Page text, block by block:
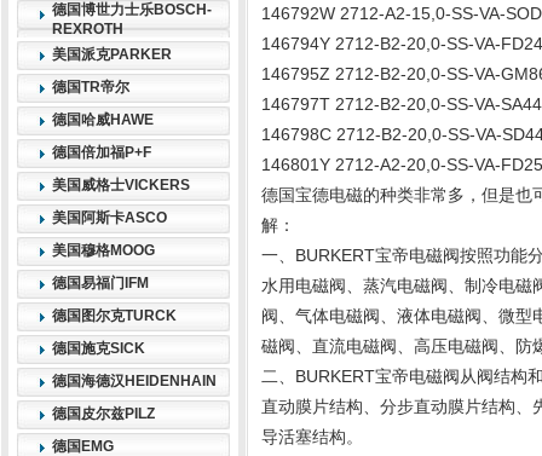
德国博世力士乐BOSCH-
REXROTH
美国派克PARKER
德国TR帝尔
德国哈威HAWE
德国倍加福P+F
美国威格士VICKERS
美国阿斯卡ASCO
美国穆格MOOG
德国易福门IFM
德国图尔克TURCK
德国施克SICK
德国海德汉HEIDENHAIN
德国皮尔兹PILZ
德国EMG
146792W 2712-A2-15,0-SS-VA-
146794Y 2712-B2-20,0-SS-VA-
146795Z 2712-B2-20,0-SS-VA-
146797T 2712-B2-20,0-SS-VA-
146798C 2712-B2-20,0-SS-VA-
146801Y 2712-A2-20,0-SS-VA-
德国宝德电磁的种类非常多，但是也
解：
一、BURKERT宝帝电磁阀按照功能
水用电磁阀、蒸汽电磁阀、制冷电磁
阀、气体电磁阀、液体电磁阀、微
磁阀、直流电磁阀、高压电磁阀、防
二、BURKERT宝帝电磁阀从阀结构
直动膜片结构、分步直动膜片结构、
导活塞结构。